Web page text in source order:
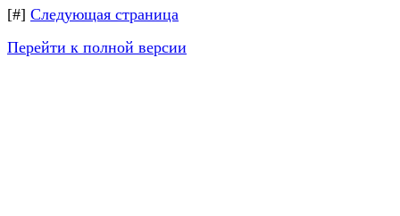
[#] Следующая страница
Перейти к полной версии